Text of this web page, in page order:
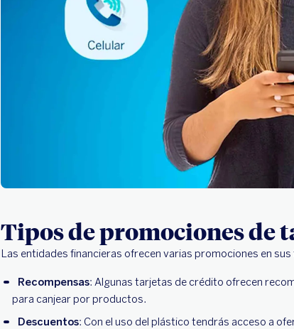
Tipos de promociones de
Las entidades financieras ofrecen varias promociones en
Recompensas: Algunas tarjetas de crédito ofrecen
para canjear por productos.
Descuentos: Con el uso del plástico tendrás acceso a